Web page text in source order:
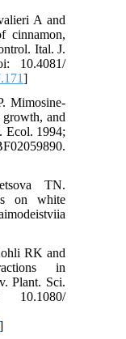
A and
of cinnamon,
control. Ital. J.
10.4081/
P. Mimosine-
growth, and
Ecol. 1994;
BF02059890.
TN.
on white
Kohli RK and
in
Plant. Sci.
10.1080/